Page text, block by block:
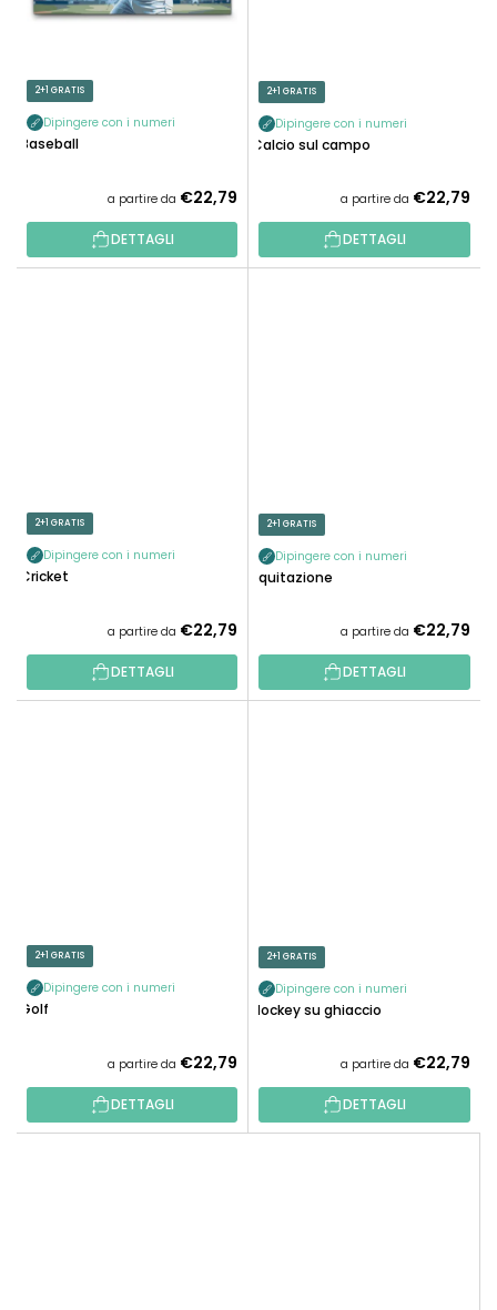
2+1 GRATIS
Dipingere con i numeri
Baseball
a partire da €22,79
DETTAGLI
2+1 GRATIS
Dipingere con i numeri
Calcio sul campo
a partire da €22,79
DETTAGLI
2+1 GRATIS
Dipingere con i numeri
Cricket
a partire da €22,79
DETTAGLI
2+1 GRATIS
Dipingere con i numeri
Equitazione
a partire da €22,79
DETTAGLI
2+1 GRATIS
Dipingere con i numeri
Golf
a partire da €22,79
DETTAGLI
2+1 GRATIS
Dipingere con i numeri
Hockey su ghiaccio
a partire da €22,79
DETTAGLI